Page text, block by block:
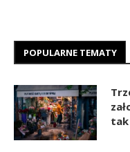
POPULARNE TEMATY
tak